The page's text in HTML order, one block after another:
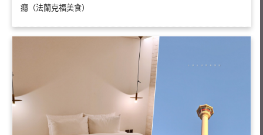
癮（法蘭克福美食）